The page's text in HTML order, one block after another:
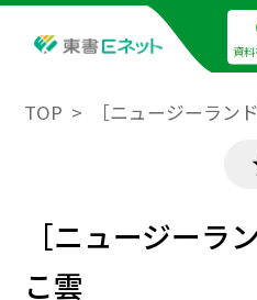
資
TOP ［ニュージーラ
［ニュージー
こ雲